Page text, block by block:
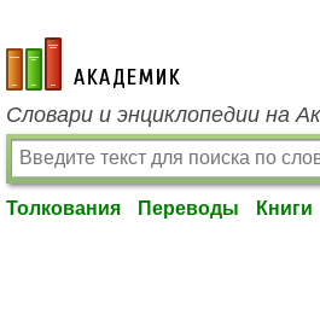
academic.ru
Словари и энциклопедии на
Толкования Переводы Книги